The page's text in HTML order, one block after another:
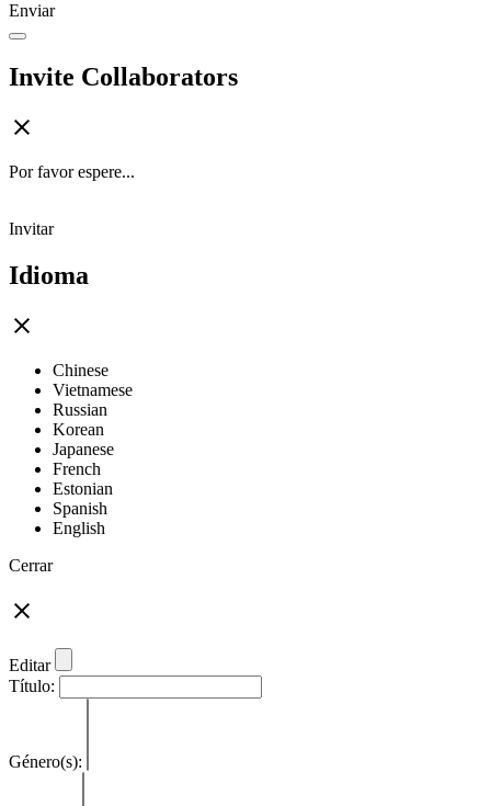
Enviar
Invite Collaborators
Por favor espere...
Invitar
Idioma
Chinese
Vietnamese
Russian
Korean
Japanese
French
Estonian
Spanish
English
Cerrar
Editar
Título:
Género(s):